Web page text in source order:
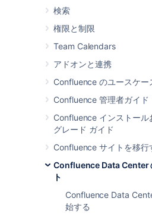
検索
権限と制限
Team Calendars
アドオンと連携
Confluence のユースケー
Confluence 管理者ガイド
Confluence インストール
グレード ガイド
Confluence サイトを移行
Confluence Data Center
ト
Confluence Data
始する
ドボックス) はクラッシュま
がありますが、Confluence
影響を与えることなく、
動的に再起動されます。
外部プロセス プールは現在
(フ
のサムネイルの生成)
スペースの PDF エク
外部プロセス プー
Confluence Data
Confluence Server
理は Confluence に